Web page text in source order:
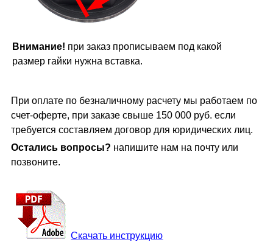
Внимание! при заказ прописываем под какой
размер гайки нужна вставка.
При оплате по безналичному расчету мы работаем по
счет-оферте, при заказе свыше 150 000 руб. если
требуется составляем договор для юридических лиц.
Остались вопросы? напишите нам на почту или
позвоните.
Скачать инструкцию